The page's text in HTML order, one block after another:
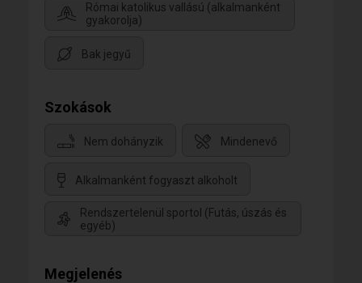
Római katolikus vallású (alkalmanként
gyakorolja)
Bak jegyű
Szokások
Nem dohányzik Mindenevő
Alkalmanként fogyaszt alkoholt
Rendszertelenül sportol (Futás, úszás és
egyéb)
Megjelenés